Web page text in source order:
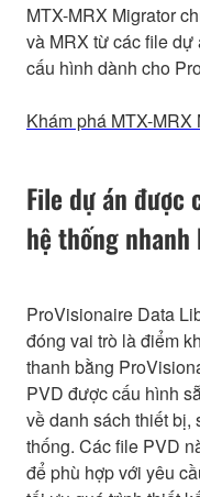
MTX-MRX Migrator
và MRX từ các file
cấu hình dành cho
Khám phá MTX-MRX
File dự án
hệ thống nhanh
ProVisionaire Data
đóng vai trò là điểm
thanh bằng
PVD được cấu hình
về danh sách thiết bị,
thống. Các file PVD
để phù hợp với yêu